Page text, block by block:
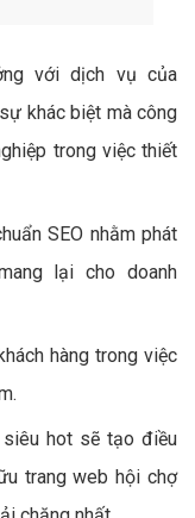
với dịch vụ của
khác biệt mà công
trong việc thiết
SEO nhằm phát
lại cho doanh
hàng trong việc
siêu hot sẽ tạo điều
trang web hội chợ